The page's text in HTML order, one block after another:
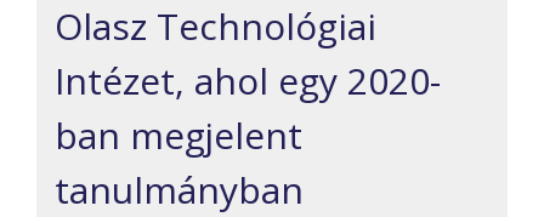
Olasz Technológiai
Intézet, ahol egy 2020-
ban megjelent
tanulmányban